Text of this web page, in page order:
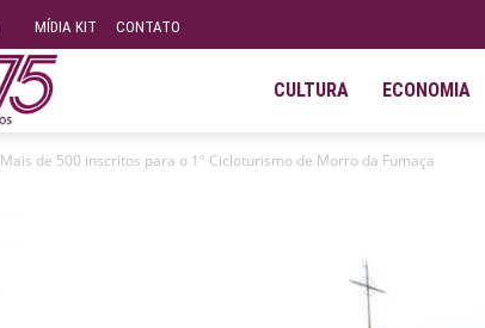
MÍDIA KIT CONTATO
Fundação
CULTURA ECONOMIA
Mais de 500 inscritos para o 1º Cicloturismo de Morro da Fumaça